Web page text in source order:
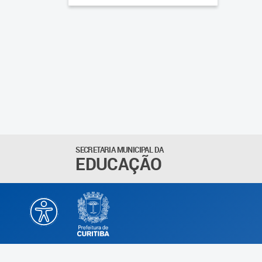
SECRETARIA MUNICIPAL DA
EDUCAÇÃO